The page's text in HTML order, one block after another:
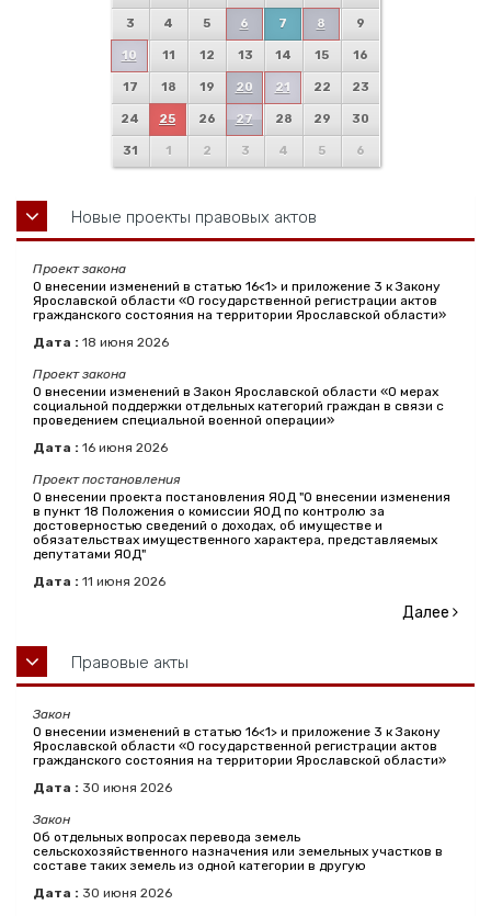
3 4 5 6 7 8 9
10 11 12 13 14 15 16
17 18 19 20 21 22 23
24 25 26 27 28 29 30
31 1 2 3 4 5 6
Новые проекты правовых актов
Проект закона
О внесении изменений в статью 16<1> и приложение 3 к Закону
Ярославской области «О государственной регистрации актов
гражданского состояния на территории Ярославской области»
Дата : 18 июня 2026
Проект закона
О внесении изменений в Закон Ярославской области «О мерах
социальной поддержки отдельных категорий граждан в связи с
проведением специальной военной операции»
Дата : 16 июня 2026
Проект постановления
О внесении проекта постановления ЯОД "О внесении изменения
в пункт 18 Положения о комиссии ЯОД по контролю за
достоверностью сведений о доходах, об имуществе и
обязательствах имущественного характера, представляемых
депутатами ЯОД"
Дата : 11 июня 2026
Далее
Правовые акты
Закон
О внесении изменений в статью 16<1> и приложение 3 к Закону
Ярославской области «О государственной регистрации актов
гражданского состояния на территории Ярославской области»
Дата : 30 июня 2026
Закон
Об отдельных вопросах перевода земель
сельскохозяйственного назначения или земельных участков в
составе таких земель из одной категории в другую
Дата : 30 июня 2026